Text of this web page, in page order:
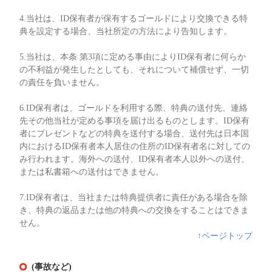
4.当社は、ID保有者が保有するゴールドにより交換できる特
典を設定する場合、当社所定の方法により告知します。
5.当社は、本条 第3項に定める事由によりID保有者に何らか
の不利益が発生したとしても、それについて補償せず、一切
の責任を負いません。
6.ID保有者は、ゴールドを利用する際、特典の送付先、連絡
先その他当社が定める事項を届け出るものとします。ID保有
者にプレゼントなどの特典を送付する場合、送付先は日本国
内におけるID保有者本人居住の住所のID保有者名に対しての
み行われます。海外への送付、ID保有者本人以外への送付、
または私書箱への送付はできません。
7.ID保有者は、当社または特典提供者に責任がある場合を除
き、特典の返品または他の特典への交換をすることはできま
せん。
↑ページトップ
(事故など)